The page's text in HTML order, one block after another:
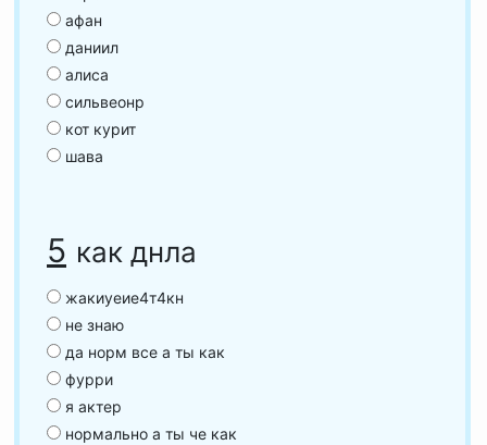
афан
даниил
алиса
сильвеонр
кот курит
шава
5 как днла
жакиуеие4т4кн
не знаю
да норм все а ты как
фурри
я актер
нормально а ты че как